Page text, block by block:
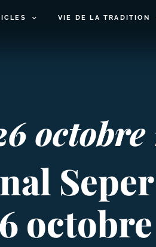
VIE DE LA TRADITION
octobre
octobre